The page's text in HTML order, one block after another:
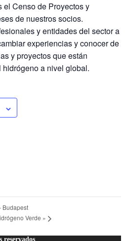
el Censo de Proyectos y
de nuestros socios.
y entidades del sector a
experiencias y conocer de
y proyectos que están
a nivel global.
Budapest
Verde »
reservados